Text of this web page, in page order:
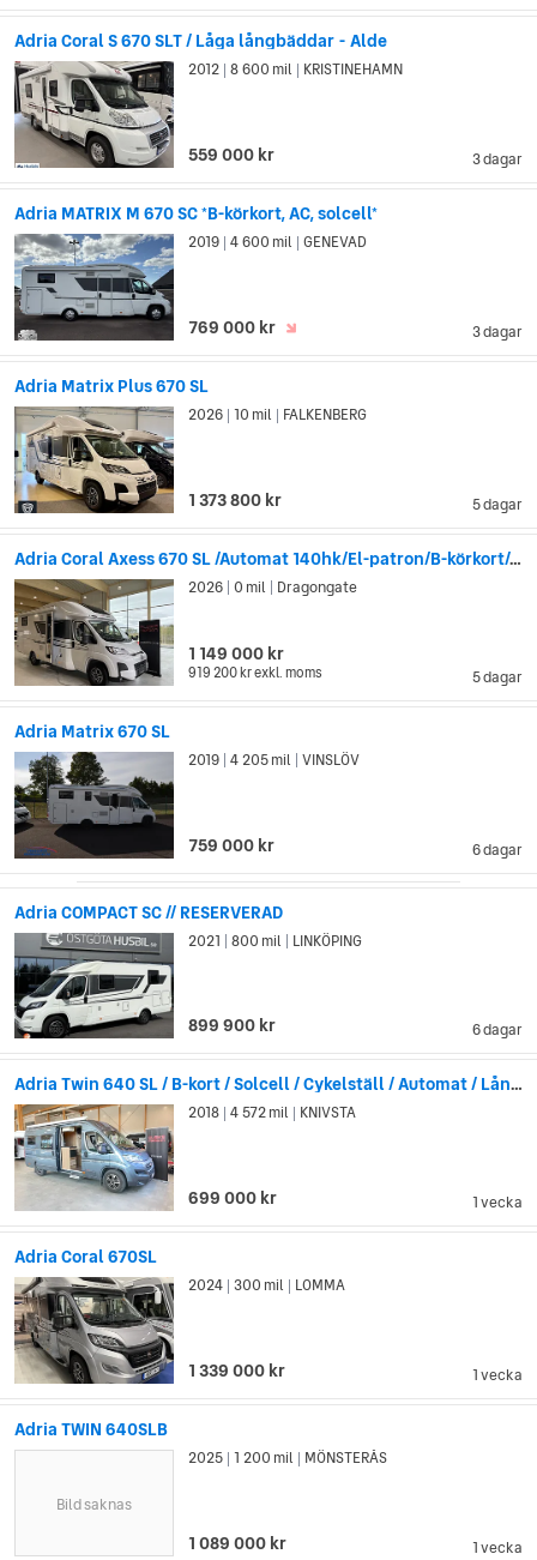
Adria Coral S 670 SLT / Låga långbäddar - Alde
3 dagar
2012 8 600 mil KRISTINEHAMN
559 000 kr
Adria MATRIX M 670 SC *B-körkort, AC, solcell*
3 dagar
2019 4 600 mil GENEVAD
769 000 kr
Adria Matrix Plus 670 SL
5 dagar
2026 10 mil FALKENBERG
1 373 800 kr
Adria Coral Axess 670 SL /Automat 140hk/El-patron/B-körkort/5995kr/mån
5 dagar
2026 0 mil Dragongate
1 149 000 kr
919 200 krexkl. moms
Adria Matrix 670 SL
6 dagar
2019 4 205 mil VINSLÖV
759 000 kr
Adria COMPACT SC // RESERVERAD
6 dagar
2021 800 mil LINKÖPING
899 900 kr
Adria Twin 640 SL / B-kort / Solcell / Cykelställ / Automat / Långbädd
1 vecka
2018 4 572 mil KNIVSTA
699 000 kr
Adria Coral 670SL
1 vecka
2024 300 mil LOMMA
1 339 000 kr
Adria TWIN 640SLB
1 vecka
2025 1 200 mil MÖNSTERÅS
1 089 000 kr
Bild saknas